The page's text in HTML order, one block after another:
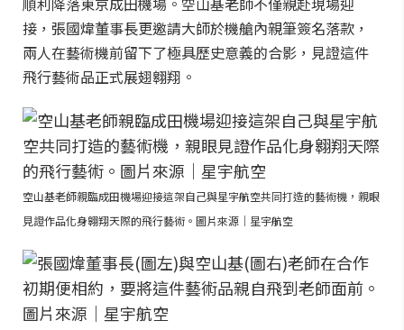
接，張國煒董事長更邀請大師於機艙內親筆簽名落款，
兩人在藝術機前留下了極具歷史意義的合影，見證這件
飛行藝術品正式展翅翱翔。
空山基老師親臨成田機場迎接這架自己與星宇航空共同打造的藝術機，親眼
見證作品化身翱翔天際的飛行藝術。圖片來源｜星宇航空